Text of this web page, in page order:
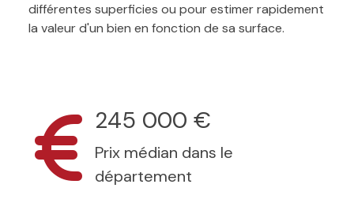
différentes superficies ou pour estimer rapidement
la valeur d'un bien en fonction de sa surface.
245 000 €
Prix médian dans le
département